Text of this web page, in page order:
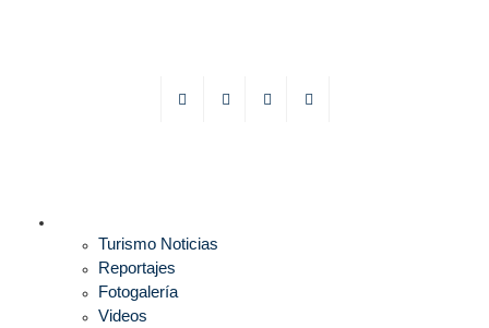
Turismo Noticias
Reportajes
Fotogalería
Videos